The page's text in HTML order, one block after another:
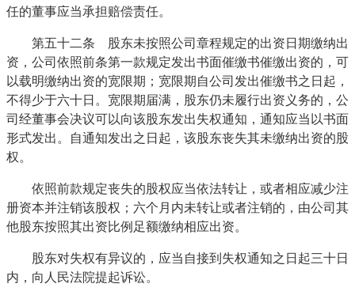
任的董事应当承担赔偿责任。
第五十二条 股东未按照公司章程规定的出资日期缴纳出
资，公司依照前条第一款规定发出书面催缴书催缴出资的，可
以载明缴纳出资的宽限期；宽限期自公司发出催缴书之日起，
不得少于六十日。宽限期届满，股东仍未履行出资义务的，公
司经董事会决议可以向该股东发出失权通知，通知应当以书面
形式发出。自通知发出之日起，该股东丧失其未缴纳出资的股
权。
依照前款规定丧失的股权应当依法转让，或者相应减少注
册资本并注销该股权；六个月内未转让或者注销的，由公司其
他股东按照其出资比例足额缴纳相应出资。
股东对失权有异议的，应当自接到失权通知之日起三十日
内，向人民法院提起诉讼。